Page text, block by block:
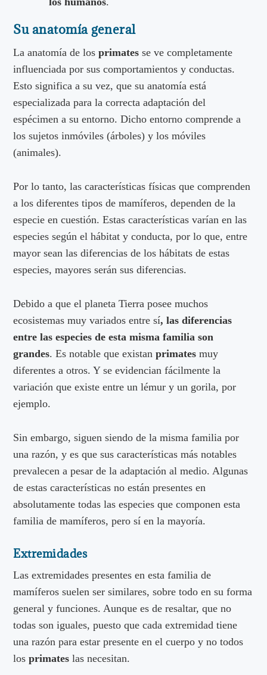
Su anatomía general
La anatomía de losprimates se ve completamente
influenciada por sus comportamientos y conductas.
Esto significa a su vez, que su anatomía está
especializada para la correcta adaptación del
espécimen a su entorno. Dicho entorno comprende a
los sujetos inmóviles (árboles) y los móviles
(animales).
Por lo tanto, las características físicas que comprenden
a los diferentes tipos de mamíferos, dependen de la
especie en cuestión. Estas características varían en las
especies según el hábitat y conducta, por lo que, entre
mayor sean las diferencias de los hábitats de estas
especies, mayores serán sus diferencias.
Debido a que el planeta Tierra posee muchos
ecosistemas muy variados entre sí, las diferencias
entre las especies de esta misma familia son
grandes. Es notable que existanprimates muy
diferentes a otros. Y se evidencian fácilmente la
variación que existe entre un lémur y un gorila, por
ejemplo.
Sin embargo, siguen siendo de la misma familia por
una razón, y es que sus características más notables
prevalecen a pesar de la adaptación al medio. Algunas
de estas características no están presentes en
absolutamente todas las especies que componen esta
familia de mamíferos, pero sí en la mayoría.
Extremidades
Las extremidades presentes en esta familia de
mamíferos suelen ser similares, sobre todo en su forma
general y funciones. Aunque es de resaltar, que no
todas son iguales, puesto que cada extremidad tiene
una razón para estar presente en el cuerpo y no todos
losprimates las necesitan.